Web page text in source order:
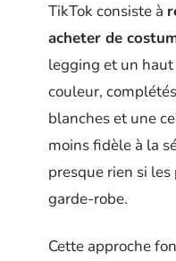
TikTok consiste à
acheter de
legging et un
couleur,
blanches et une
moins fidèle à la
presque rien si
garde-robe.
Cette approche